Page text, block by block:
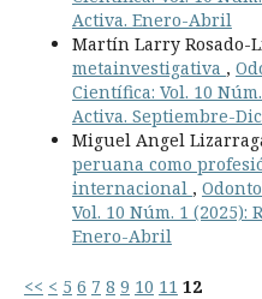
Activa. Enero-Abril
Martín Larry Rosado-
metainvestigativa ,
Científica: Vol. 10
Activa. Septiembre-
Miguel Angel
peruana como
internacional ,
Vol. 10 Núm. 1 (2025):
Enero-Abril
<< < 5 6 7 8 9 10 11 12